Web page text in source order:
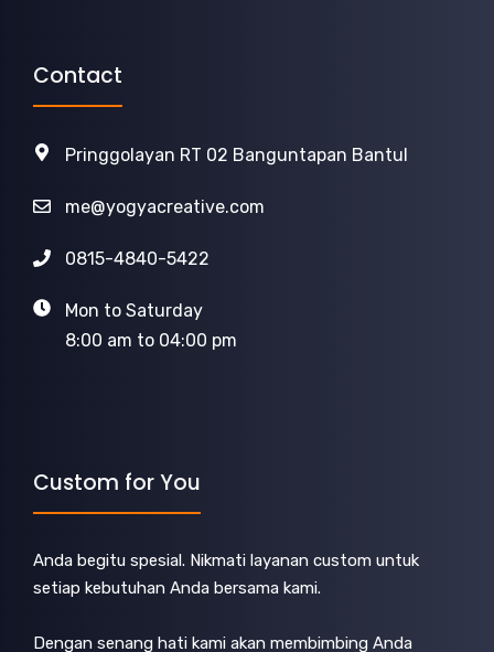
Contact
Pringgolayan RT 02 Banguntapan Bantul
me@yogyacreative.com
0815-4840-5422
Mon to Saturday
8:00 am to 04:00 pm
Custom for You
Anda begitu spesial. Nikmati layanan custom untuk
setiap kebutuhan Anda bersama kami.
Dengan senang hati kami akan membimbing Anda